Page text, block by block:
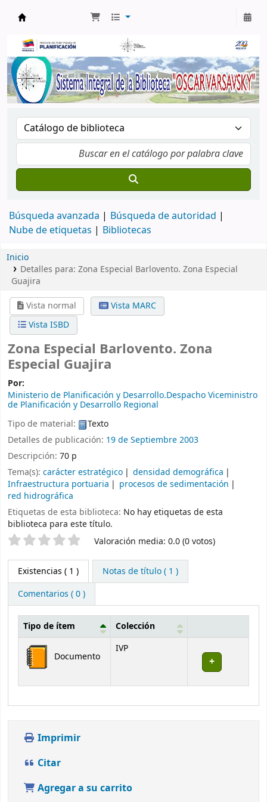
Búsqueda avanzada
Búsqueda de autoridad
Nube de etiquetas
Bibliotecas
Inicio
Detalles para: Zona Especial Barlovento. Zona Especial
Guajira
Vista normal
Vista MARC
Vista ISBD
Zona Especial Barlovento. Zona
Especial Guajira
Por:
Ministerio de Planificación y Desarrollo.Despacho Viceministro
de Planificación y Desarrollo Regional
Tipo de material:
Texto
Detalles de publicación: 19 de Septiembre 2003
Descripción: 70 p
Tema(s): carácter estratégico
densidad demográfica
Infraestructura portuaria
procesos de sedimentación
red hidrográfica
Etiquetas de esta biblioteca: No hay etiquetas de esta
biblioteca para este título.
Valoración Valoración media: 0.0 (0 votos)
Existencias ( 1 )
Notas de título ( 1 )
Comentarios ( 0 )
Existencias
Tipo de ítem Colección
Documento
IVP
Imprimir
Citar
Agregar a su carrito